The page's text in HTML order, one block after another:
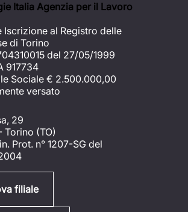
Italia Agenzia per il Lavoro
Iscrizione al Registro delle
di Torino
del 27/05/1999
917734
Sociale € 2.500.000,00
versato
29
Torino (TO)
Prot. n° 1207-SG del
filiale